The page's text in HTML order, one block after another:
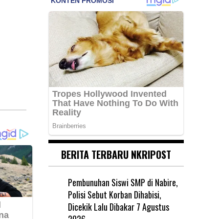
BERITA TERBARU NKRIPOST
Pembunuhan Siswi SMP di Nabire,
Polisi Sebut Korban Dihabisi,
Dicekik Lalu Dibakar 7 Agustus